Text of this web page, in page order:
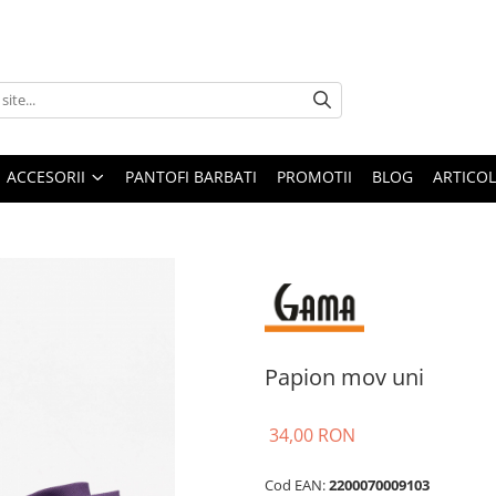
ACCESORII PANTOFI BARBATI PROMOTII BLOG
Papion mov uni
34,00 RON
Cod EAN:2200070009103